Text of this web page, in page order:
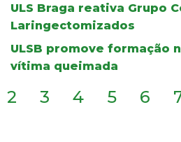
ULS Braga reativa Grupo
Laringectomizados
ULSB promove formação
vítima queimada
2 3 4 5 6